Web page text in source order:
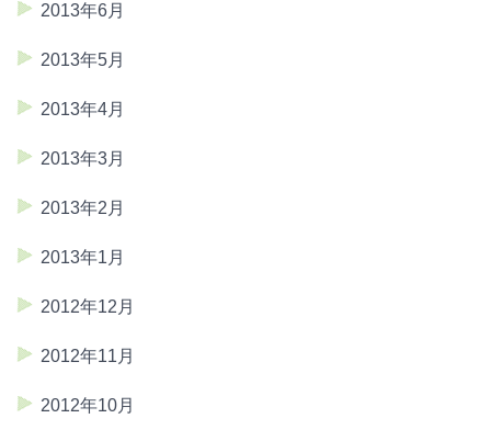
2013年6月
2013年5月
2013年4月
2013年3月
2013年2月
2013年1月
2012年12月
2012年11月
2012年10月